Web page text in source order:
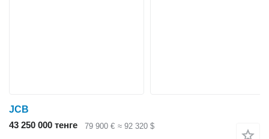
JCB
43 250 000 тенге
79 900 € ≈ 92 320 $